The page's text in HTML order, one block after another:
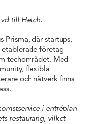
till Hetch.
Prisma, där startups,
etablerade företag
techområdet. Med
flexibla
och nätverk finns
i entréplan
restaurang, vilket